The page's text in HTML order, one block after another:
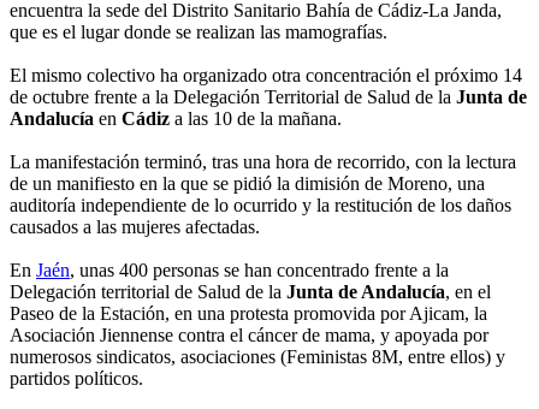
encuentra la sede del Distrito Sanitario Bahía de Cádiz-La Janda,
que es el lugar donde se realizan las mamografías.
El mismo colectivo ha organizado otra concentración el próximo 14
de octubre frente a la Delegación Territorial de Salud de la Junta de
Andalucía en Cádiz a las 10 de la mañana.
La manifestación terminó, tras una hora de recorrido, con la lectura
de un manifiesto en la que se pidió la dimisión de Moreno, una
auditoría independiente de lo ocurrido y la restitución de los daños
causados a las mujeres afectadas.
En Jaén, unas 400 personas se han concentrado frente a la
Delegación territorial de Salud de la Junta de Andalucía, en el
Paseo de la Estación, en una protesta promovida por Ajicam, la
Asociación Jiennense contra el cáncer de mama, y apoyada por
numerosos sindicatos, asociaciones (Feministas 8M, entre ellos) y
partidos políticos.